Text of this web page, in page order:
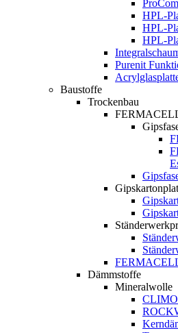
HPL-
HPL-
HPL-
Purenit
Baustoffe
Trockenbau
Dämmstoffe
Mineralwolle